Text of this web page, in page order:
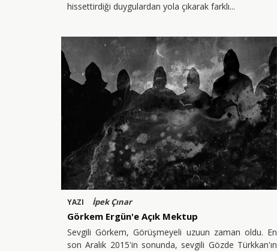
hissettirdiği duygulardan yola çıkarak farklı
YAZI İpek Çınar
Görkem Ergün'e Açık Mektup
Sevgili Görkem, Görüşmeyeli uzuun zaman oldu. En
son Aralık 2015'in sonunda, sevgili Gözde Türkkan'ın